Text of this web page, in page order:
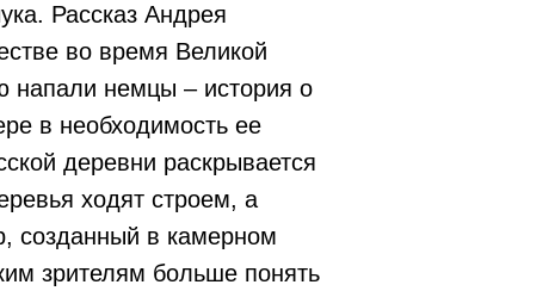
Рассказ Андрея
во время Великой
напали немцы – история о
в необходимость ее
деревни раскрывается
ходят строем, а
созданный в камерном
зрителям больше понять